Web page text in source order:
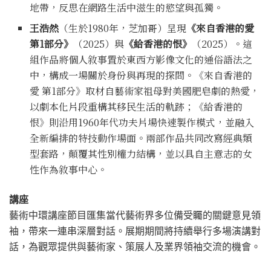
地帶，反思在網路生活中滋生的慾望與孤獨。
王浩然 （生於1980年，芝加哥）呈現 《來自香港的愛
第1部分》
（2025）與 《給香港的恨》
（2025）。這
組作品將個人敘事置於東西方影像文化的通俗語法之
中，構成一場關於身份與再現的探問。《來自香港的
愛 第1部分》取材自藝術家祖母對美國肥皂劇的熱愛，
以劇本化片段重構其移民生活的軌跡；《給香港的
恨》則沿用1960年代功夫片場快速製作模式，並融入
全新編排的特技動作場面。兩部作品共同改寫經典類
型套路，顛覆其性別權力結構，並以具自主意志的女
性作為敘事中心。
講座
藝術中環講座節目匯集當代藝術界多位備受矚的關鍵意見領
袖，帶來一連串深層對話。展期期間將持續舉行多場演講對
話，為觀眾提供與藝術家、策展人及業界領袖交流的機會。